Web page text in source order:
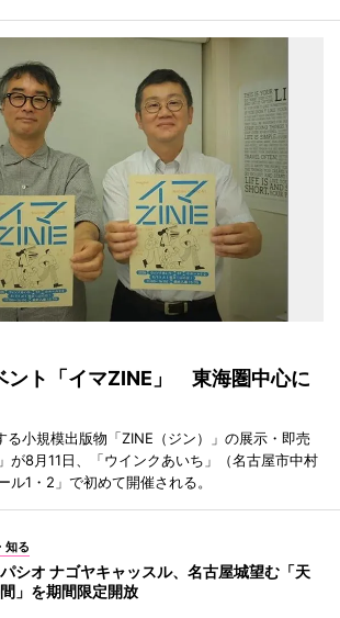
ント「イマZINE」 東海圏中心に
る小規模出版物「ZINE（ジン）」の展示・即売
が8月11日、「ウインクあいち」（名古屋市中村
ル1・2」で初めて開催される。
知る
シオ ナゴヤキャッスル、名古屋城望む「天
」を期間限定開放